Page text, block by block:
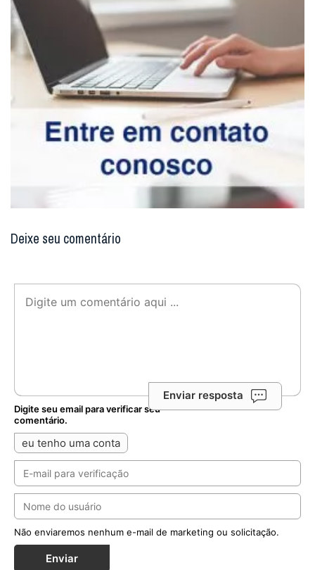
Deixe seu comentário
Enviar resposta
Digite seu email para verificar seu
comentário.
eu tenho uma conta
Não enviaremos nenhum e-mail de marketing ou solicitação.
Enviar